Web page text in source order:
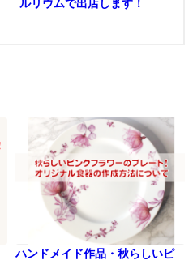
ルリウムで出店します！
ハンドメイド作品・秋らしいピ